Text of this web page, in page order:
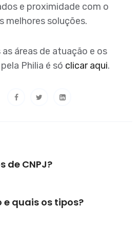
e proximidade com o
melhores soluções.
áreas de atuação e os
Philia é só clicar aqui.
de CNPJ?
e quais os tipos?